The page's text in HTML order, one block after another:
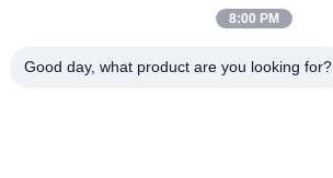
8:00 PM
Good day, what product are you looking for?